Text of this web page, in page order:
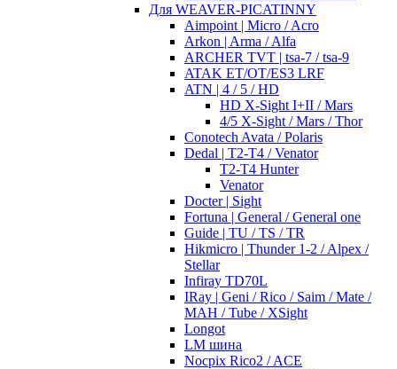
Для WEAVER-PICATINNY
Aimpoint | Micro / Acro
Arkon | Arma / Alfa
ARCHER TVT | tsa-7 / tsa-9
ATAK ET/OT/ES3 LRF
ATN | 4 / 5 / HD
HD X-Sight I+II / Mars
4/5 X-Sight / Mars / Thor
Conotech Avata / Polaris
Dedal | T2-T4 / Venator
T2-T4 Hunter
Venator
Docter | Sight
Fortuna | General / General one
Guide | TU / TS / TR
Hikmicro | Thunder 1-2 / Alpex /
Stellar
Infiray TD70L
IRay | Geni / Rico / Saim / Mate /
MAH / Tube / XSight
Longot
LM шина
Nocpix Rico2 / ACE